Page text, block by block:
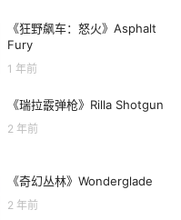
《狂野飙车：怒火》Asphalt
Fury
1 年前
《瑞拉霰弹枪》Rilla Shotgun
2 年前
《奇幻丛林》Wonderglade
2 年前